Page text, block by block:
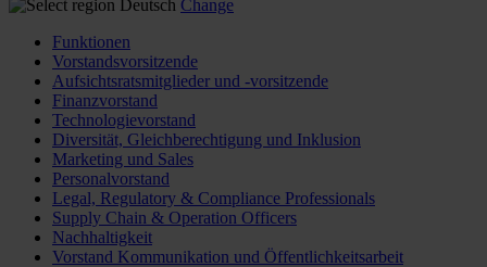
Deutsch Change
Funktionen
Vorstandsvorsitzende
Aufsichtsratsmitglieder und -vorsitzende
Finanzvorstand
Technologievorstand
Diversität, Gleichberechtigung und Inklusion
Marketing und Sales
Personalvorstand
Legal, Regulatory & Compliance Professionals
Supply Chain & Operation Officers
Nachhaltigkeit
Vorstand Kommunikation und Öffentlichkeitsarbeit